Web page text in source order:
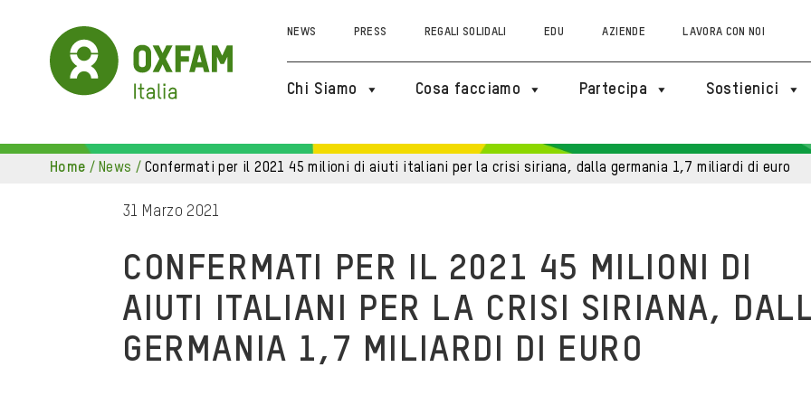
NEWS PRESS REGALI SOLIDALI EDU AZIENDE LAVORA CON NOI
Chi Siamo Cosa facciamo Partecipa Sostienici
home / news / confermati per il 2021 45 milioni di aiuti italiani per la crisi siriana, dalla germania 1,7 miliardi di euro
31 Marzo 2021
CONFERMATI PER IL 2021 45 MILIONI DI
AIUTI ITALIANI PER LA CRISI SIRIANA,
GERMANIA 1,7 MILIARDI DI EURO